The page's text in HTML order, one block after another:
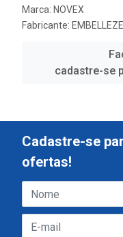
Marca: NOVEX
Fabricante: EMBELLEZE
cadastre-se
Cadastre-se
ofertas!